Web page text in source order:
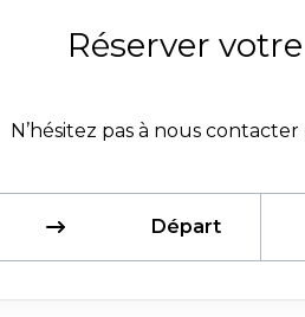
Réserver
N’hésitez pas à nous
Départ